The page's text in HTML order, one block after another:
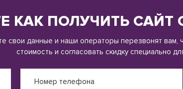
КАК ПОЛУЧИТЬ САЙТ
свои данные и наши операторы перезвонят вам,
стоимость и согласовать скидку специально